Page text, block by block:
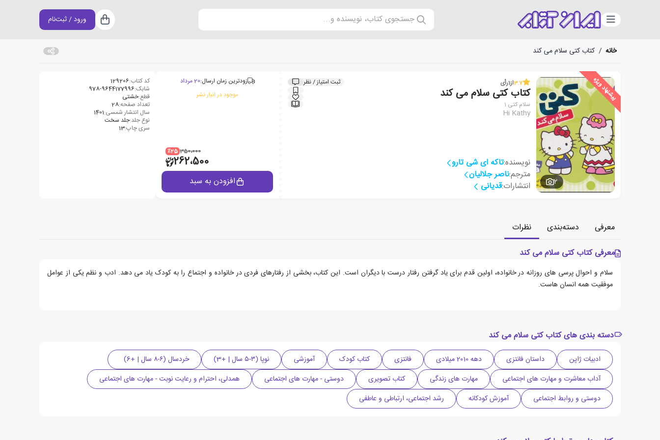
دسته‌بندی جستجوی کتاب، نویسنده و... سبد خرید
ورود / ثبت‌نام
خانه / کتاب کتی سلام می کند
پیشنهاد ویژه
2
3.7از1رأی ثبت امتیاز / نظر
کتاب کتی سلام می کند
سلام کتی 1
Hi Kathy
نویسنده:تاکه ای شی تارو
مترجم:ناصر جلالیان
انتشارات:قدیانی
زودترین زمان ارسال:20 مرداد
موجود در انبار نشر
350،000 ٪25
262،500
افزودن به سبد
کد کتاب:129206
شابک:978-9644177996
قطع:خشتی
تعداد صفحه:28
سال انتشار شمسی:1401
نوع جلد:جلد سخت
سری چاپ:13
معرفی دسته‌بندی
نظرات
معرفی کتاب کتی سلام می کند
سلام و احوال پرسی های روزانه در خانواده، اولین قدم برای یاد گرفتن رفتار درست با دیگران است. این کتاب، بخشی از رفتارهای فردی در خانواده و اجتماع را به کودک یاد می دهد. ادب و نظم یکی از عوامل
موفقیت همه انسان هاست.
دسته بندی های کتاب کتی سلام می کند
ادبیات ژاپن داستان فانتزی دهه 2010 میلادی فانتزی کتاب کودک آموزشی نوپا (۳-۵ سال | +3)
خردسال (۶-۸ سال | +6)
آداب معاشرت و مهارت های اجتماعی
مهارت های زندگی کتاب تصویری دوستی - مهارت های اجتماعی
همدلی، احترام و رعایت نوبت - مهارت های اجتماعی
دوستی و روابط اجتماعی
آموزش کودکانه رشد اجتماعی، ارتباطی و عاطفی